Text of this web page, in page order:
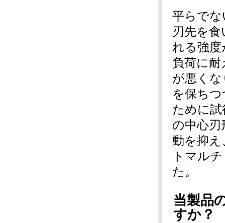
平らで
刃先を
れる強
負荷に
が悪く
を保ち
ために
の中心
動を抑え
トマル
た。
当製品
すか？